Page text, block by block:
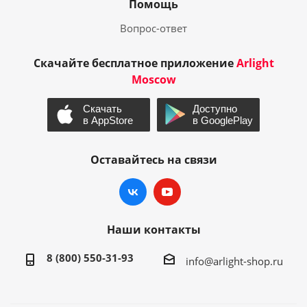
Помощь
Вопрос-ответ
Скачайте бесплатное приложениеArlight
Moscow
Оставайтесь на связи
Наши контакты
8 (800) 550-31-93 info@arlight-shop.ru